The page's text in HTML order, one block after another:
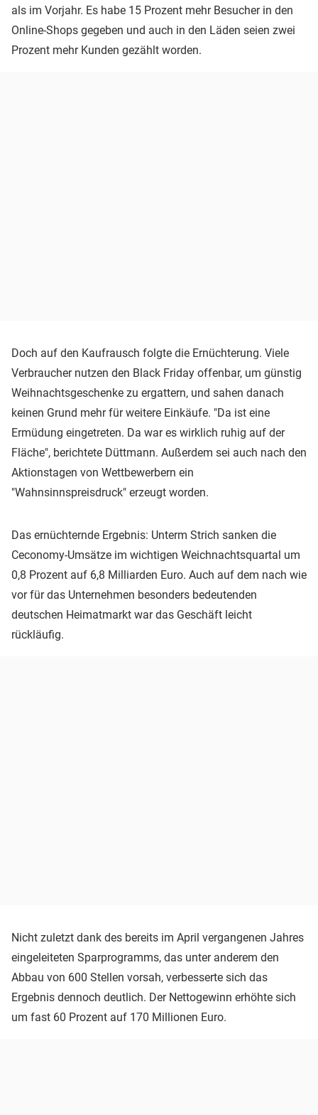
als im Vorjahr. Es habe 15 Prozent mehr Besucher in den
Online-Shops gegeben und auch in den Läden seien zwei
Prozent mehr Kunden gezählt worden.
Doch auf den Kaufrausch folgte die Ernüchterung. Viele
Verbraucher nutzen den Black Friday offenbar, um günstig
Weihnachtsgeschenke zu ergattern, und sahen danach
keinen Grund mehr für weitere Einkäufe. "Da ist eine
Ermüdung eingetreten. Da war es wirklich ruhig auf der
Fläche", berichtete Düttmann. Außerdem sei auch nach den
Aktionstagen von Wettbewerbern ein
"Wahnsinnspreisdruck" erzeugt worden.
Das ernüchternde Ergebnis: Unterm Strich sanken die
Ceconomy-Umsätze im wichtigen Weichnachtsquartal um
0,8 Prozent auf 6,8 Milliarden Euro. Auch auf dem nach wie
vor für das Unternehmen besonders bedeutenden
deutschen Heimatmarkt war das Geschäft leicht
rückläufig.
Nicht zuletzt dank des bereits im April vergangenen Jahres
eingeleiteten Sparprogramms, das unter anderem den
Abbau von 600 Stellen vorsah, verbesserte sich das
Ergebnis dennoch deutlich. Der Nettogewinn erhöhte sich
um fast 60 Prozent auf 170 Millionen Euro.